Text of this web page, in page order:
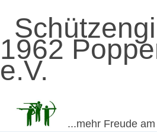
1962
e.V.
...mehr Freude am